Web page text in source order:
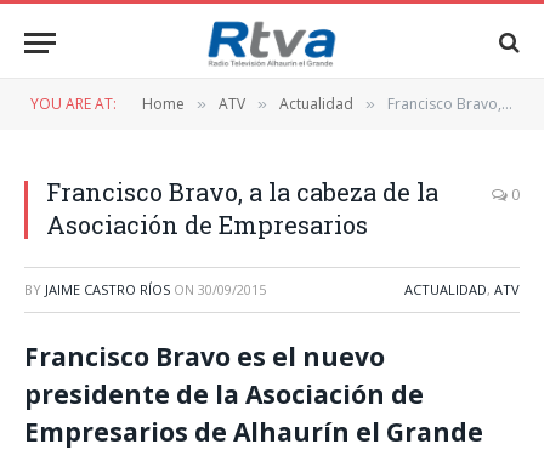
YOU ARE AT: Home » ATV » Actualidad » Francisco Bravo, a la cabeza de la Asociación de Empresarios
Francisco Bravo, a la cabeza de la
Asociación de Empresarios
0
BY JAIME CASTRO RÍOS ON 30/09/2015 ACTUALIDAD, ATV
Francisco Bravo es el nuevo
presidente de la Asociación de
Empresarios de Alhaurín el Grande